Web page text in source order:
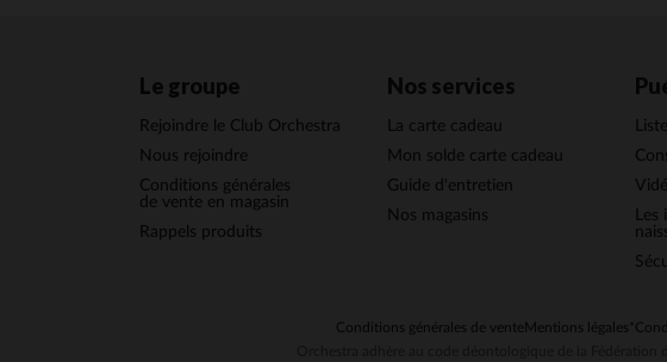
Le groupe
Rejoindre le Club Orchestra
Nous rejoindre
Conditions générales
de vente en magasin
Rappels produits
Nos services
La carte cadeau
Mon solde carte cadeau
Guide d'entretien
Nos magasins
Les
Conditions générales de venteMentions légales